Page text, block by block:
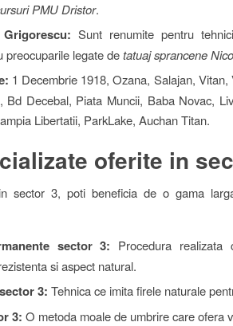
PMU Dristor.
Sunt renumite pentru
preocuparile legate detatuaj sprancene
1 Decembrie 1918, Ozana, Salajan,
Bd Decebal, Piata Muncii, Baba Novac,
Libertatii, ParkLake, Auchan Titan.
oferite in
sector 3, poti beneficia de o gama
sector 3: Procedura
si aspect natural.
3: Tehnica ce imita firele naturale
3: O metoda moale de umbrire care ofera